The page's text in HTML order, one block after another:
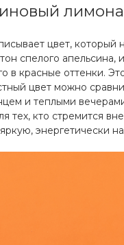
цвет, который
спелого апельсина,
в красные оттенки.
цвет можно
и теплыми
тех, кто стремится
энергетически